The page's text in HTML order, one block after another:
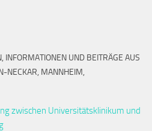
INFORMATIONEN UND BEITRÄGE AUS
NECKAR, MANNHEIM,
zwischen Universitätsklinikum und